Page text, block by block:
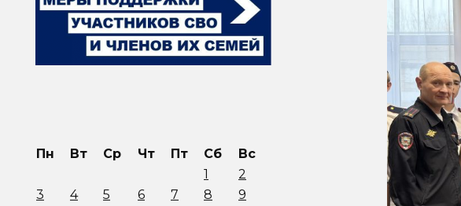
Пн Вт Ср Чт Пт Сб
Вс
1
2
3
4 5 6 7 8
9